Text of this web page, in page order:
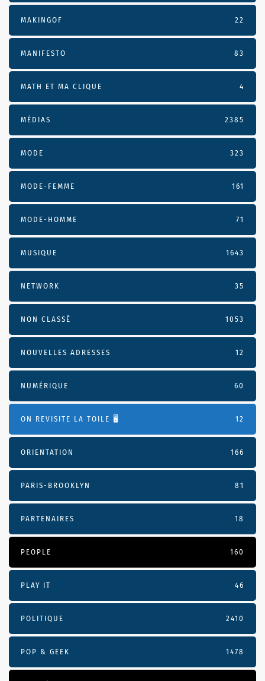
MAKINGOF 22
MANIFESTO 83
MATH ET MA CLIQUE 4
MÉDIAS 2385
MODE 323
MODE-FEMME 161
MODE-HOMME 71
MUSIQUE 1643
NETWORK 35
NON CLASSÉ 1053
NOUVELLES ADRESSES 12
NUMÉRIQUE 60
ON REVISITE LA TOILE 🖥️ 12
ORIENTATION 166
PARIS-BROOKLYN 81
PARTENAIRES 18
PEOPLE 160
PLAY IT 46
POLITIQUE 2410
POP & GEEK 1478